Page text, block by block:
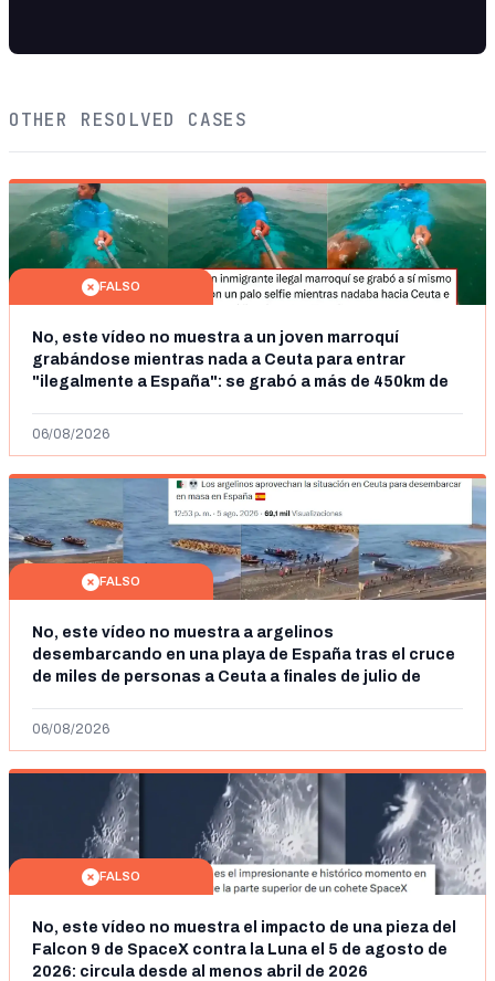
OTHER RESOLVED CASES
FALSO
No, este vídeo no muestra a un joven marroquí
grabándose mientras nada a Ceuta para entrar
"ilegalmente a España": se grabó a más de 450km de
06/08/2026
FALSO
No, este vídeo no muestra a argelinos
desembarcando en una playa de España tras el cruce
de miles de personas a Ceuta a finales de julio de
06/08/2026
FALSO
No, este vídeo no muestra el impacto de una pieza del
Falcon 9 de SpaceX contra la Luna el 5 de agosto de
2026: circula desde al menos abril de 2026